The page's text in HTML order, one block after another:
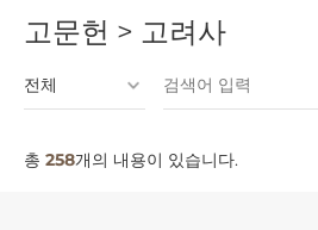
고문헌 > 고려사
총 258개의 내용이 있습니다.